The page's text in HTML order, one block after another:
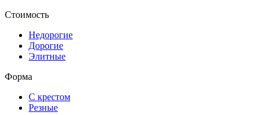
Стоимость
Недорогие
Дорогие
Элитные
Форма
С крестом
Резные